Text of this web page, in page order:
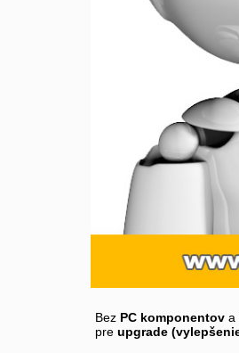
Bez PC komponentov a
pre upgrade